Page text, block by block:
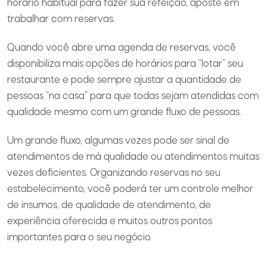
horário habitual para fazer sua refeição, aposte em
trabalhar com reservas.
Quando você abre uma agenda de reservas, você
disponibiliza mais opções de horários para “lotar” seu
restaurante e pode sempre ajustar a quantidade de
pessoas “na casa” para que todas sejam atendidas com
qualidade mesmo com um grande fluxo de pessoas.
Um grande fluxo, algumas vezes pode ser sinal de
atendimentos de má qualidade ou atendimentos muitas
vezes deficientes. Organizando reservas no seu
estabelecimento, você poderá ter um controle melhor
de insumos, de qualidade de atendimento, de
experiência oferecida e muitos outros pontos
importantes para o seu negócio.